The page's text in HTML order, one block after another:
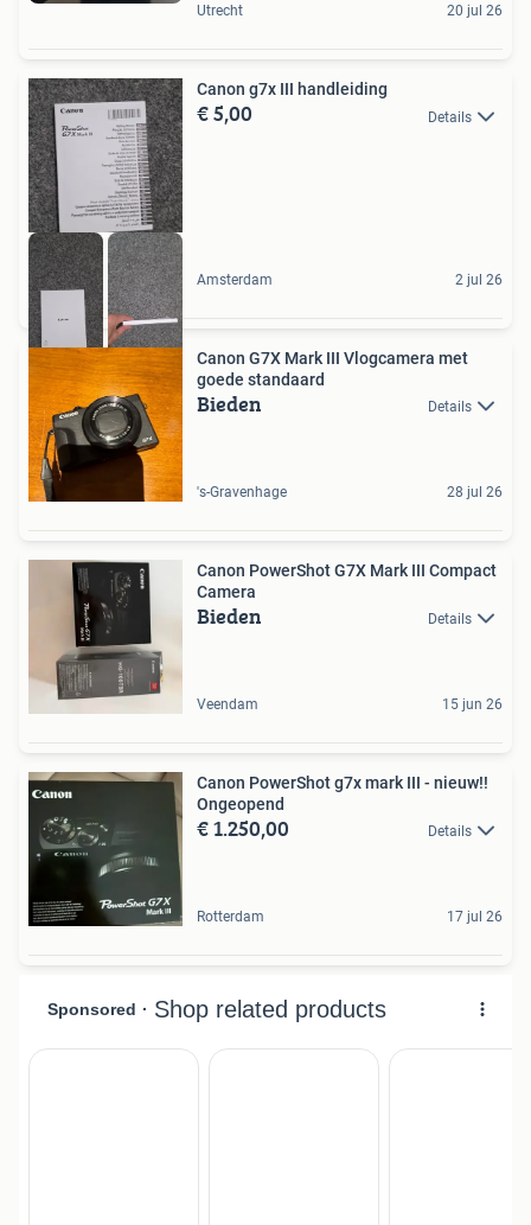
Utrecht 20 jul 26
Canon g7x III handleiding
€ 5,00 Details
Amsterdam 2 jul 26
Canon G7X Mark III Vlogcamera met
goede standaard
Bieden Details
's-Gravenhage 28 jul 26
Canon PowerShot G7X Mark III Compact
Camera
Bieden Details
Veendam 15 jun 26
Canon PowerShot g7x mark III - nieuw!!
Ongeopend
€ 1.250,00 Details
Rotterdam 17 jul 26